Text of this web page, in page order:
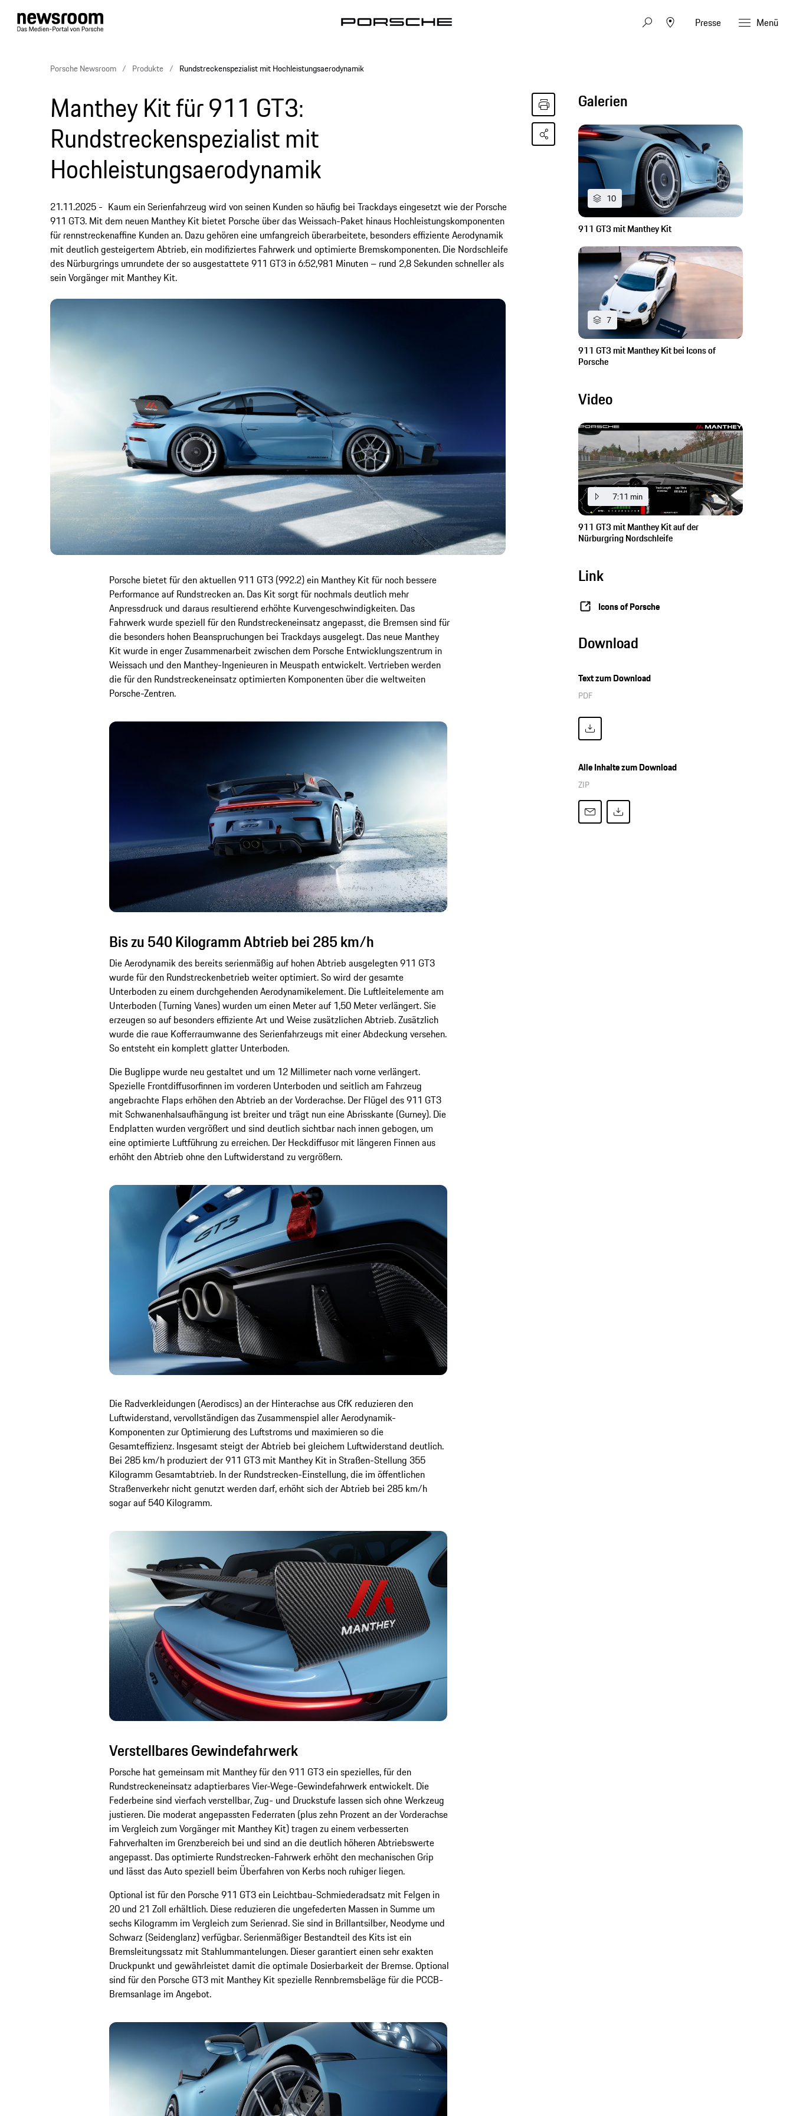
Presse Menü
Porsche Newsroom Produkte Rundstreckenspezialist mit Hochleistungsaerodynamik
Manthey Kit für 911 GT3:
Rundstreckenspezialist mit
Hochleistungsaerodynamik
21.11.2025
Kaum ein Serienfahrzeug wird von seinen Kunden so häufig bei Trackdays eingesetzt wie der Porsche
911 GT3. Mit dem neuen Manthey Kit bietet Porsche über das Weissach-Paket hinaus Hochleistungskomponenten
für rennstreckenaffine Kunden an. Dazu gehören eine umfangreich überarbeitete, besonders effiziente Aerodynamik
mit deutlich gesteigertem Abtrieb, ein modifiziertes Fahrwerk und optimierte Bremskomponenten. Die Nordschleife
des Nürburgrings umrundete der so ausgestattete 911 GT3 in 6:52,981 Minuten – rund 2,8 Sekunden schneller als
sein Vorgänger mit Manthey Kit.
Porsche bietet für den aktuellen 911 GT3 (992.2) ein Manthey Kit für noch bessere
Performance auf Rundstrecken an. Das Kit sorgt für nochmals deutlich mehr
Anpressdruck und daraus resultierend erhöhte Kurvengeschwindigkeiten. Das
Fahrwerk wurde speziell für den Rundstreckeneinsatz angepasst, die Bremsen sind für
die besonders hohen Beanspruchungen bei Trackdays ausgelegt. Das neue Manthey
Kit wurde in enger Zusammenarbeit zwischen dem Porsche Entwicklungszentrum in
Weissach und den Manthey-Ingenieuren in Meuspath entwickelt. Vertrieben werden
die für den Rundstreckeneinsatz optimierten Komponenten über die weltweiten
Porsche-Zentren.
Bis zu 540 Kilogramm Abtrieb bei 285 km/h
Die Aerodynamik des bereits serienmäßig auf hohen Abtrieb ausgelegten 911 GT3
wurde für den Rundstreckenbetrieb weiter optimiert. So wird der gesamte
Unterboden zu einem durchgehenden Aerodynamikelement. Die Luftleitelemente am
Unterboden (Turning Vanes) wurden um einen Meter auf 1,50 Meter verlängert. Sie
erzeugen so auf besonders effiziente Art und Weise zusätzlichen Abtrieb. Zusätzlich
wurde die raue Kofferraumwanne des Serienfahrzeugs mit einer Abdeckung versehen.
So entsteht ein komplett glatter Unterboden.
Die Buglippe wurde neu gestaltet und um 12 Millimeter nach vorne verlängert.
Spezielle Frontdiffusorfinnen im vorderen Unterboden und seitlich am Fahrzeug
angebrachte Flaps erhöhen den Abtrieb an der Vorderachse. Der Flügel des 911 GT3
mit Schwanenhalsaufhängung ist breiter und trägt nun eine Abrisskante (Gurney). Die
Endplatten wurden vergrößert und sind deutlich sichtbar nach innen gebogen, um
eine optimierte Luftführung zu erreichen. Der Heckdiffusor mit längeren Finnen aus
erhöht den Abtrieb ohne den Luftwiderstand zu vergrößern.
Die Radverkleidungen (Aerodiscs) an der Hinterachse aus CfK reduzieren den
Luftwiderstand, vervollständigen das Zusammenspiel aller Aerodynamik-
Komponenten zur Optimierung des Luftstroms und maximieren so die
Gesamteffizienz. Insgesamt steigt der Abtrieb bei gleichem Luftwiderstand deutlich.
Bei 285 km/h produziert der 911 GT3 mit Manthey Kit in Straßen-Stellung 355
Kilogramm Gesamtabtrieb. In der Rundstrecken-Einstellung, die im öffentlichen
Straßenverkehr nicht genutzt werden darf, erhöht sich der Abtrieb bei 285 km/h
sogar auf 540 Kilogramm.
Verstellbares Gewindefahrwerk
Porsche hat gemeinsam mit Manthey für den 911 GT3 ein spezielles, für den
Rundstreckeneinsatz adaptierbares Vier-Wege-Gewindefahrwerk entwickelt. Die
Federbeine sind vierfach verstellbar, Zug- und Druckstufe lassen sich ohne Werkzeug
justieren. Die moderat angepassten Federraten (plus zehn Prozent an der Vorderachse
im Vergleich zum Vorgänger mit Manthey Kit) tragen zu einem verbesserten
Fahrverhalten im Grenzbereich bei und sind an die deutlich höheren Abtriebswerte
angepasst. Das optimierte Rundstrecken-Fahrwerk erhöht den mechanischen Grip
und lässt das Auto speziell beim Überfahren von Kerbs noch ruhiger liegen.
Optional ist für den Porsche 911 GT3 ein Leichtbau-Schmiederadsatz mit Felgen in
20 und 21 Zoll erhältlich. Diese reduzieren die ungefederten Massen in Summe um
sechs Kilogramm im Vergleich zum Serienrad. Sie sind in Brillantsilber, Neodyme und
Schwarz (Seidenglanz) verfügbar. Serienmäßiger Bestandteil des Kits ist ein
Bremsleitungssatz mit Stahlummantelungen. Dieser garantiert einen sehr exakten
Druckpunkt und gewährleistet damit die optimale Dosierbarkeit der Bremse. Optional
sind für den Porsche GT3 mit Manthey Kit spezielle Rennbremsbeläge für die PCCB-
Bremsanlage im Angebot.
Galerien
10
911 GT3 mit Manthey Kit
7
911 GT3 mit Manthey Kit bei Icons of
Porsche
Video
7:11 min
911 GT3 mit Manthey Kit auf der
Nürburgring Nordschleife
Link
Icons of Porsche
Download
Text zum Download
PDF
Alle Inhalte zum Download
ZIP